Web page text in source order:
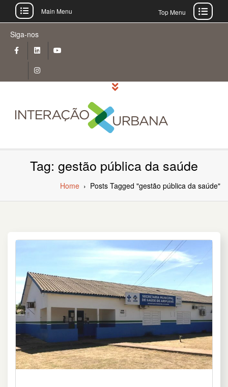
content
Siga-nos
Main Menu Top Menu
Tag: gestão pública da saúde
Home › Posts Tagged "gestão pública da saúde"